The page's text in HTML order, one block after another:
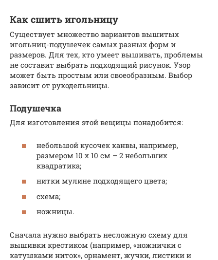
Как сшить игольницу
Существует множество вариантов вышитых
игольниц-подушечек самых разных форм и
размеров. Для тех, кто умеет вышивать, проблемы
не составит выбрать подходящий рисунок. Узор
может быть простым или своеобразным. Выбор
зависит от рукодельницы.
Подушечка
Для изготовления этой вещицы понадобится:
небольшой кусочек канвы, например,
размером 10 х 10 см – 2 небольших
квадратика;
нитки мулине подходящего цвета;
схема;
ножницы.
Сначала нужно выбрать несложную схему для
вышивки крестиком (например, «ножнички с
катушками ниток», орнамент, жучки, листики и